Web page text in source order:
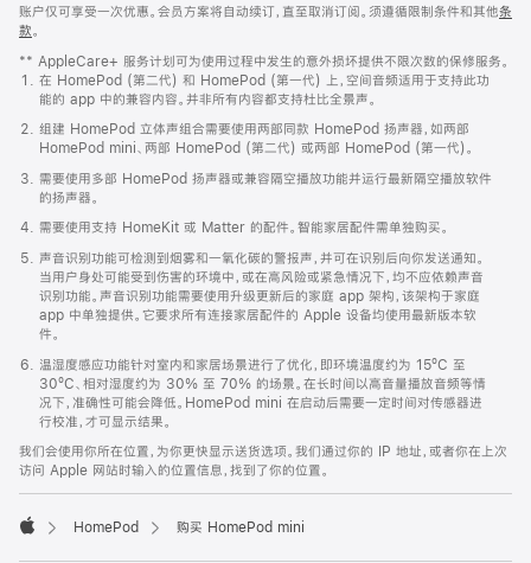
账户仅可享受一次优惠。会员方案将自动续订，直至取消订阅。须遵循限制条件和其他条
款。
窗
口
中
打
开)
** AppleCare+ 服务计划可为使用过程中发生的意外损坏提供不限次数的保修服务。
在 HomePod (第二代) 和 HomePod (第一代) 上，空间音频适用于支持此功
能的 app 中的兼容内容。并非所有内容都支持杜比全景声。
组建 HomePod 立体声组合需要使用两部同款 HomePod 扬声器，如两部
HomePod mini、两部 HomePod (第二代) 或两部 HomePod (第一代)。
需要使用多部 HomePod 扬声器或兼容隔空播放功能并运行最新隔空播放软件
的扬声器。
需要使用支持 HomeKit 或 Matter 的配件。智能家居配件需单独购买。
声音识别功能可检测到烟雾和一氧化碳的警报声，并可在识别后向你发送通知。
当用户身处可能受到伤害的环境中，或在高风险或紧急情况下，均不应依赖声音
识别功能。声音识别功能需要使用升级更新后的家庭 app 架构，该架构于家庭
app 中单独提供。它要求所有连接家居配件的 Apple 设备均使用最新版本软
件。
温湿度感应功能针对室内和家居场景进行了优化，即环境温度约为 15ºC 至
30ºC、相对湿度约为 30% 至 70% 的场景。在长时间以高音量播放音频等情
况下，准确性可能会降低。HomePod mini 在启动后需要一定时间对传感器进
行校准，才可显示结果。
我们会使用你所在位置，为你更快显示送货选项。我们通过你的 IP 地址，或者你在上次
访问 Apple 网站时输入的位置信息，找到了你的位置。
HomePod 购买 HomePod mini